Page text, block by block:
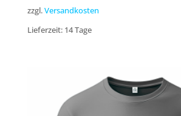
zzgl.Versandkosten
Lieferzeit: 14 Tage